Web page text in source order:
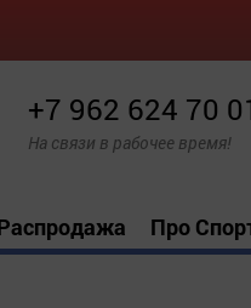
+7 962 624 70
На связи в рабочее время!
Про